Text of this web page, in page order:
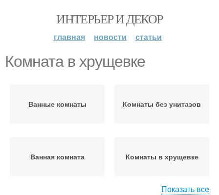
ИНТЕРЬЕР И ДЕКОР
главная новости статьи
Комната в хрущевке
Ванные комнаты Комнаты без унитазов
Ванная комната Комнаты в хрущевке
Показать все